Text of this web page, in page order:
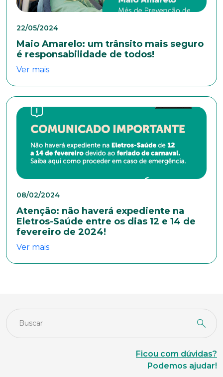
22/05/2024
Maio Amarelo: um trânsito mais seguro
é responsabilidade de todos!
Ver mais
08/02/2024
Atenção: não haverá expediente na
Eletros-Saúde entre os dias 12 e 14 de
fevereiro de 2024!
Ver mais
Ficou com dúvidas?
Podemos ajudar!
Nome completo*
E-mail*
Telefone
Endereço
Cidade
Naturalidade